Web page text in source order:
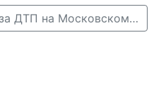
← Многокилометровый затор собирается из-за ДТП на Московском шоссе